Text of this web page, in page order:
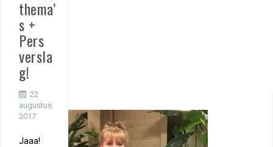
thema’
s +
Pers
versla
g!
22
augustus
2017
Jaaa!